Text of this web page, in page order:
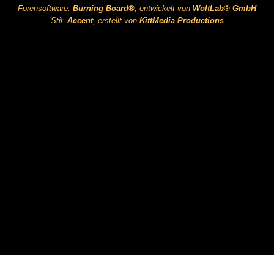
Forensoftware: Burning Board®, entwickelt von WoltLab® GmbH
Stil: Accent, erstellt von KittMedia Productions